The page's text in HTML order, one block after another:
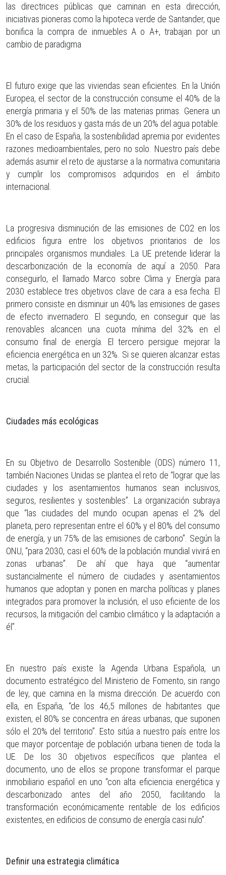
las directrices públicas que caminan en esta dirección,
iniciativas pioneras como la hipoteca verde de Santander, que
bonifica la compra de inmuebles A o A+, trabajan por un
cambio de paradigma
El futuro exige que las viviendas sean eficientes. En la Unión
Europea, el sector de la construcción consume el 40% de la
energía primaria y el 50% de las materias primas. Genera un
30% de los residuos y gasta más de un 20% del agua potable.
En el caso de España, la sostenibilidad apremia por evidentes
razones medioambientales, pero no solo. Nuestro país debe
además asumir el reto de ajustarse a la normativa comunitaria
y cumplir los compromisos adquiridos en el ámbito
internacional.
La progresiva disminución de las emisiones de CO2 en los
edificios figura entre los objetivos prioritarios de los
principales organismos mundiales. La UE pretende liderar la
descarbonización de la economía de aquí a 2050. Para
conseguirlo, el llamado Marco sobre Clima y Energía para
2030 establece tres objetivos clave de cara a esa fecha. El
primero consiste en disminuir un 40% las emisiones de gases
de efecto invernadero. El segundo, en conseguir que las
renovables alcancen una cuota mínima del 32% en el
consumo final de energía. El tercero persigue mejorar la
eficiencia energética en un 32%. Si se quieren alcanzar estas
metas, la participación del sector de la construcción resulta
crucial.
Ciudades más ecológicas
En su Objetivo de Desarrollo Sostenible (ODS) número 11,
también Naciones Unidas se plantea el reto de “lograr que las
ciudades y los asentamientos humanos sean inclusivos,
seguros, resilientes y sostenibles”. La organización subraya
que “las ciudades del mundo ocupan apenas el 2% del
planeta, pero representan entre el 60% y el 80% del consumo
de energía, y un 75% de las emisiones de carbono”. Según la
ONU, “para 2030, casi el 60% de la población mundial vivirá en
zonas urbanas”. De ahí que haya que “aumentar
sustancialmente el número de ciudades y asentamientos
humanos que adoptan y ponen en marcha políticas y planes
integrados para promover la inclusión, el uso eficiente de los
recursos, la mitigación del cambio climático y la adaptación a
él”.
En nuestro país existe la Agenda Urbana Española, un
documento estratégico del Ministerio de Fomento, sin rango
de ley, que camina en la misma dirección. De acuerdo con
ella, en España, “de los 46,5 millones de habitantes que
existen, el 80% se concentra en áreas urbanas, que suponen
sólo el 20% del territorio”. Esto sitúa a nuestro país entre los
que mayor porcentaje de población urbana tienen de toda la
UE. De los 30 objetivos específicos que plantea el
documento, uno de ellos se propone transformar el parque
inmobiliario español en uno “con alta eficiencia energética y
descarbonizado antes del año 2050, facilitando la
transformación económicamente rentable de los edificios
existentes, en edificios de consumo de energía casi nulo”.
Definir una estrategia climática